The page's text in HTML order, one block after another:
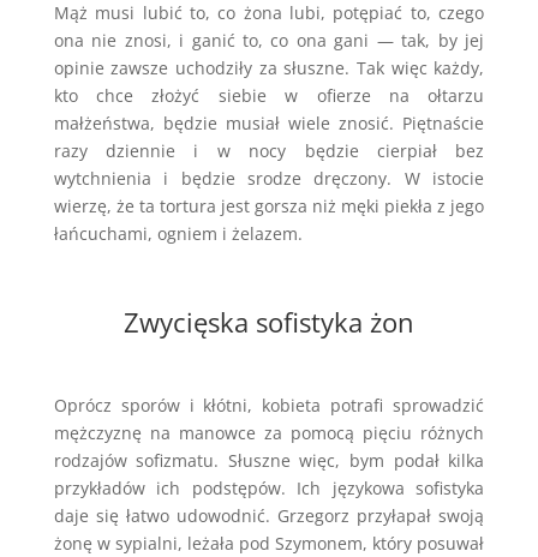
Mąż musi lubić to, co żona lubi, potępiać to, czego
ona nie znosi, i ganić to, co ona gani — tak, by jej
opinie zawsze uchodziły za słuszne. Tak więc każdy,
kto chce złożyć siebie w ofierze na ołtarzu
małżeństwa, będzie musiał wiele znosić. Piętnaście
razy dziennie i w nocy będzie cierpiał bez
wytchnienia i będzie srodze dręczony. W istocie
wierzę, że ta tortura jest gorsza niż męki piekła z jego
łańcuchami, ogniem i żelazem.
Zwycięska sofistyka żon
Oprócz sporów i kłótni, kobieta potrafi sprowadzić
mężczyznę na manowce za pomocą pięciu różnych
rodzajów sofizmatu. Słuszne więc, bym podał kilka
przykładów ich podstępów. Ich językowa sofistyka
daje się łatwo udowodnić. Grzegorz przyłapał swoją
żonę w sypialni, leżała pod Szymonem, który posuwał